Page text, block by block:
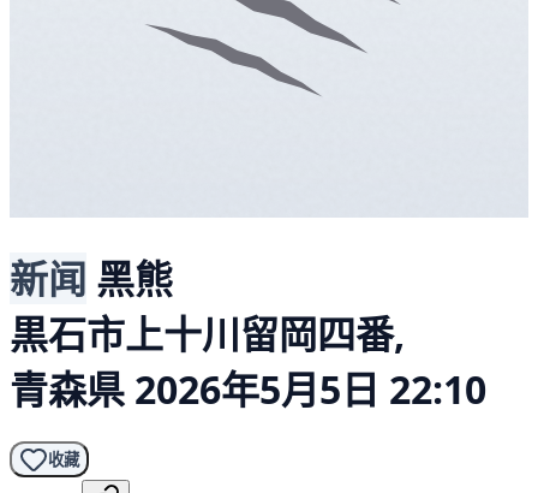
新闻 黑熊
黒石市上十川留岡四番,
青森県 2026年5月5日 22:10
收藏